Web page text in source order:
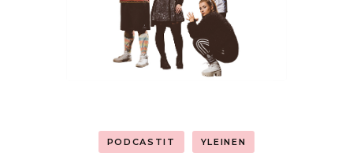
PODCASTIT YLEINEN